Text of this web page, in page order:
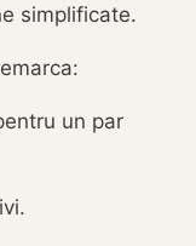
simplificate.
un par